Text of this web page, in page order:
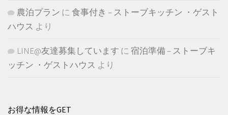
農泊プラン に 食事付き – ストーブキッチン ・ゲスト
ハウス より
LINE@友達募集しています に 宿泊準備 – ストーブキ
ッチン ・ゲストハウス より
お得な情報をGET